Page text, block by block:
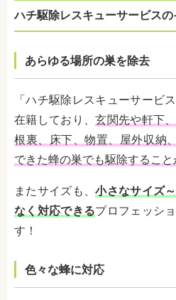
ハチ駆除レスキューサービス
あらゆる場所の巣を除去
「ハチ駆除レスキューサービ
在籍しており、玄関先や軒下
根裏、床下、物置、屋外収納
できた蜂の巣でも駆除すること
またサイズも、小さなサイズ
なく対応できるプロフェッシ
す！
色々な蜂に対応